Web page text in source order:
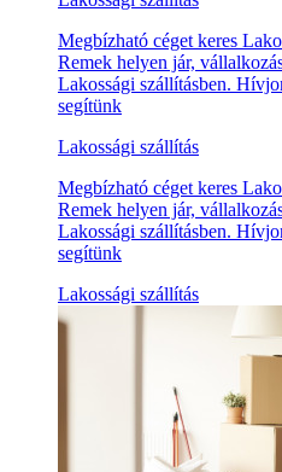
Megbízható céget keres
Remek helyen jár,
Lakossági szállításben.
segítünk
Lakossági szállítás
Megbízható céget keres
Remek helyen jár,
Lakossági szállításben.
segítünk
Lakossági szállítás